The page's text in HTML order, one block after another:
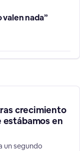
nada”
crecimiento
en
un segundo